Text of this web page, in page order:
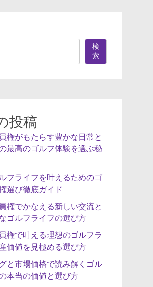
検
索
投稿
権がもたらす豊かな日常と
最高のゴルフ体験を選ぶ秘
フライフを叶えるためのゴ
選び徹底ガイド
権でかなえる新しい交流と
ゴルフライフの選び方
権で叶える理想のゴルフラ
価値を見極める選び方
と市場価格で読み解くゴル
本当の価値と選び方